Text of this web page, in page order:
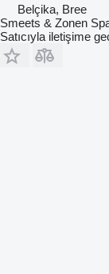
Belçika, Bree
Smeets & Zonen
Satıcıyla iletişime